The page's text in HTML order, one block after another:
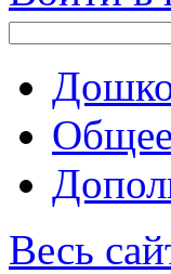
Общее
Весь